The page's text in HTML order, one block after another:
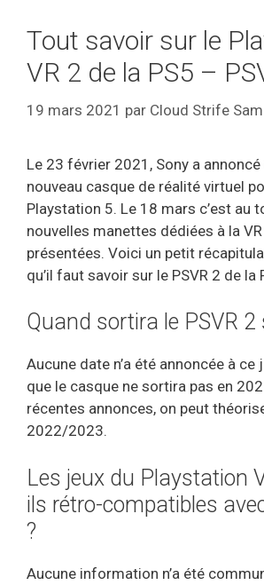
Tout savoir sur le
VR 2 de la PS5 –
19 mars 2021 par Cloud Strife
Le 23 février 2021, Sony a
nouveau casque de réalité virtuel
Playstation 5. Le 18 mars c’est au
nouvelles manettes dédiées à la VR
présentées. Voici un petit
qu’il faut savoir sur le PSVR 2 de la
Quand sortira le PSVR 2
Aucune date n’a été annoncée à ce
que le casque ne sortira pas en
récentes annonces, on peut
2022/2023.
Les jeux du Playstation
ils rétro-compatibles
?
Aucune information n’a été